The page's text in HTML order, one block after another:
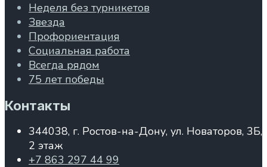
Неделя без турникетов
Звезда
Профориентация
Социальная работа
Всегда рядом
75 лет победы
Контакты
344038, г. Ростов-на-Дону, ул. Новаторов, 3Б,
2 этаж
+7 863 297 44 99